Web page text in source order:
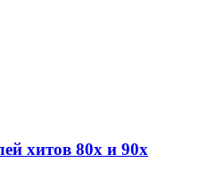
хитов 80х и 90х